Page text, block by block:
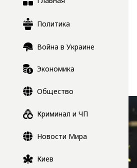
Политика
Война в Украине
Экономика
Общество
Криминал и ЧП
Новости Мира
Киев